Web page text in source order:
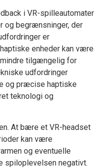
i VR-spilleautomater
og begrænsninger, der
er
enheder kan være
tilgængelig for
udfordringer
og præcise haptiske
teknologi og
At bære et VR-headset
kan være
og eventuelle
spiloplevelsen negativt.